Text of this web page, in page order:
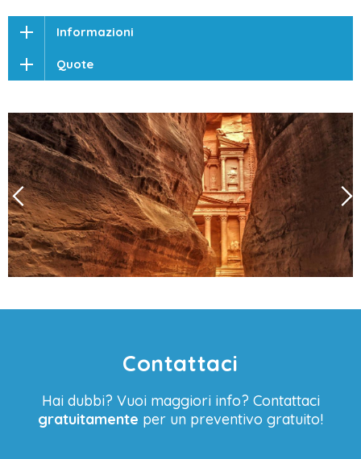
Informazioni
Quote
Contattaci
Hai dubbi? Vuoi maggiori info? Contattaci
gratuitamente per un preventivo gratuito!